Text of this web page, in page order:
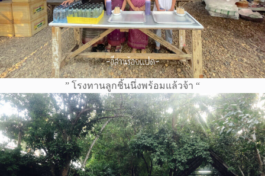
” โรงทานลูกชิ้นนึ่งพร้อมแล้วจ้า “